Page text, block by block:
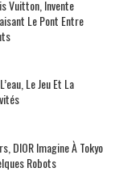
Vuitton, Invente
Le Pont Entre
Le Jeu Et La
DIOR Imagine À Tokyo
Robots